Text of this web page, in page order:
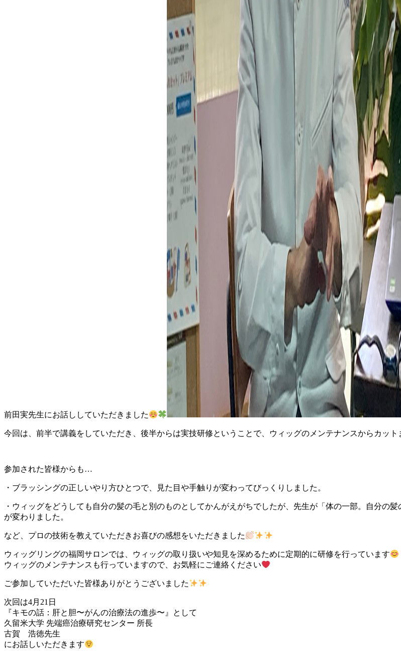
前田実先生にお話ししていただきました
今回は、前半で講義をしていただき、後半からは実技研修ということで、ウィッグのメンテナンスからカッ
参加された皆様からも…
・ブラッシングの正しいやり方ひとつで、見た目や手触りが変わってびっくりしました。
・ウィッグをどうしても自分の髪の毛と別のものとしてかんがえがちでしたが、先生が「体の一部。自分の
が変わりました。
など、プロの技術を教えていただきお喜びの感想をいただきました
ウィッグリングの福岡サロンでは、ウィッグの取り扱いや知見を深めるために定期的に研修を行っています
ウィッグのメンテナンスも行っていますので、お気軽にご連絡ください
ご参加していただいた皆様ありがとうございました
次回は4月21日
『キモの話：肝と胆〜がんの治療法の進歩〜』として
久留米大学 先端癌治療研究センター 所長
古賀 浩徳先生
にお話しいただきます